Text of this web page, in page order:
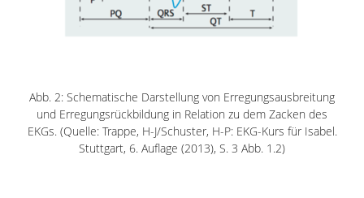
Abb. 2: Schematische Darstellung von Erregungsausbreitung
und Erregungsrückbildung in Relation zu dem Zacken des
EKGs. (Quelle: Trappe, H-J/Schuster, H-P: EKG-Kurs für Isabel.
Stuttgart, 6. Auflage (2013), S. 3 Abb. 1.2)